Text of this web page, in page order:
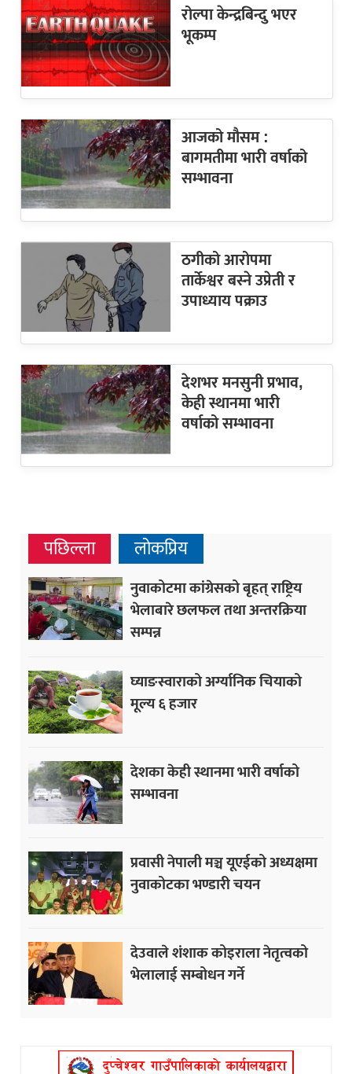
रोल्पा केन्द्रबिन्दु भएर
भूकम्प
आजको मौसम :
बागमतीमा भारी वर्षाको
सम्भावना
ठगीको आरोपमा
तार्केश्वर बस्ने उप्रेती र
उपाध्याय पक्राउ
देशभर मनसुनी प्रभाव,
केही स्थानमा भारी
वर्षाको सम्भावना
पछिल्ला लोकप्रिय
नुवाकोटमा कांग्रेसको बृहत् राष्ट्रिय
भेलाबारे छलफल तथा अन्तरक्रिया
सम्पन्न
घ्याङस्वाराको अर्ग्यानिक चियाको
मूल्य ६ हजार
देशका केही स्थानमा भारी वर्षाको
सम्भावना
प्रवासी नेपाली मञ्च यूएईको अध्यक्षमा
नुवाकोटका भण्डारी चयन
देउवाले शंशाक कोइराला नेतृत्वको
भेलालाई सम्बोधन गर्ने